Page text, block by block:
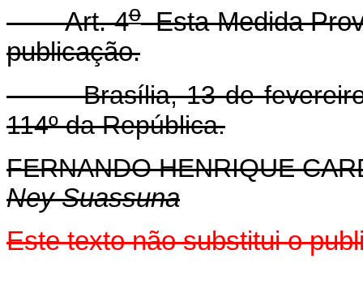
Art. 4oEsta Medida
publicação.
Brasília, 13 de fevereiro
114º da República.
FERNANDO HENRIQUE
Ney Suassuna
Este texto não substitui o